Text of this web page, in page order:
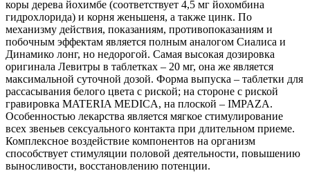
коры дерева йохимбе (соответствует 4,5 мг йохомбина
гидрохлорида) и корня женьшеня, а также цинк. По
механизму действия, показаниям, противопоказаниям и
побочным эффектам является полным аналогом Сиалиса и
Динамико лонг, но недорогой. Самая высокая дозировка
оригинала Левитры в таблетках – 20 мг, она же является
максимальной суточной дозой. Форма выпуска – таблетки для
рассасывания белого цвета с риской; на стороне с риской
гравировка MATERIA MEDICA, на плоской – IMPAZA.
Особенностью лекарства является мягкое стимулирование
всех звеньев сексуального контакта при длительном приеме.
Комплексное воздействие компонентов на организм
способствует стимуляции половой деятельности, повышению
выносливости, восстановлению потенции.